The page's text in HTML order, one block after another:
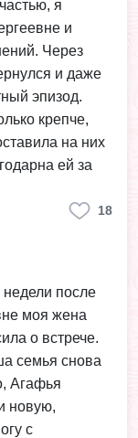
я
и
Через
и даже
эпизод.
крепче,
на них
ей за
18
после
моя жена
о встрече.
семья снова
Агафья
новую,
с